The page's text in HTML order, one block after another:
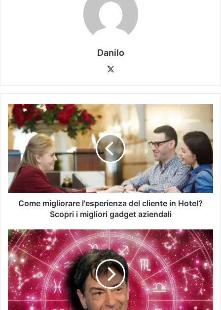
Danilo
Come migliorare l'esperienza del cliente in Hotel?
Scopri i migliori gadget aziendali